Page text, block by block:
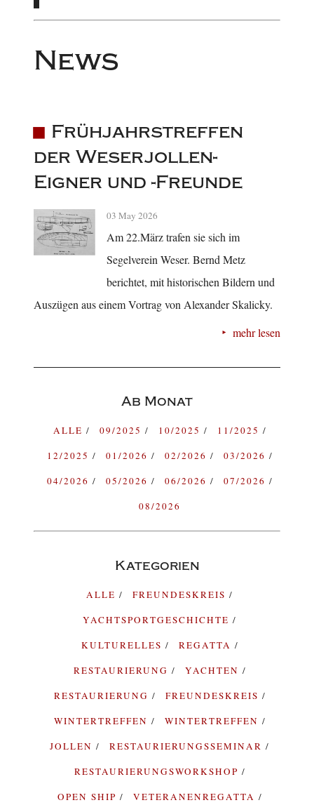
News
Frühjahrstreffen
der Weserjollen-
Eigner und -Freunde
03 May 2026
Am 22.März trafen sie sich im
Segelverein Weser. Bernd Metz
berichtet, mit historischen Bildern und
Auszügen aus einem Vortrag von Alexander Skalicky.
mehr lesen
Ab Monat
ALLE 09/2025 10/2025
11/2025
12/2025
01/2026 02/2026
03/2026
04/2026
05/2026 06/2026
07/2026
08/2026
Kategorien
ALLE
FREUNDESKREIS
YACHTSPORTGESCHICHTE
KULTURELLES
REGATTA
RESTAURIERUNG
YACHTEN
RESTAURIERUNG
FREUNDESKREIS
WINTERTREFFEN
WINTERTREFFEN
JOLLEN
RESTAURIERUNGSSEMINAR
RESTAURIERUNGSWORKSHOP
OPEN SHIP
VETERANENREGATTA